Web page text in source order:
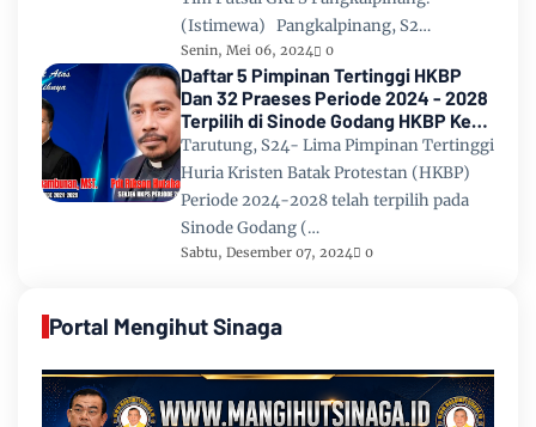
(Istimewa) Pangkalpinang, S2…
Senin, Mei 06, 2024 0
Daftar 5 Pimpinan Tertinggi HKBP
Dan 32 Praeses Periode 2024 - 2028
Terpilih di Sinode Godang HKBP Ke
67 Tahun 2024
Tarutung, S24- Lima Pimpinan Tertinggi
Huria Kristen Batak Protestan (HKBP)
Periode 2024-2028 telah terpilih pada
Sinode Godang (…
Sabtu, Desember 07, 2024 0
Portal Mengihut Sinaga